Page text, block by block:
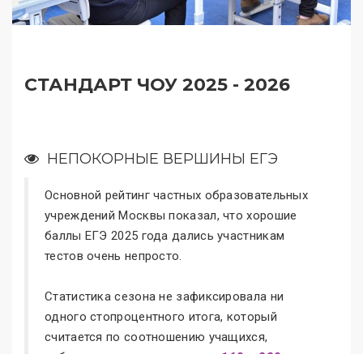
СТАНДАРТ ЧОУ 2025 - 2026
НЕПОКОРНЫЕ ВЕРШИНЫ ЕГЭ
Основной рейтинг частных образовательных
учреждений Москвы показал, что хорошие
баллы ЕГЭ 2025 года дались участникам
тестов очень непросто.
Статистика сезона не зафиксировала ни
одного стопроцентного итога, который
считается по соотношению учащихся,